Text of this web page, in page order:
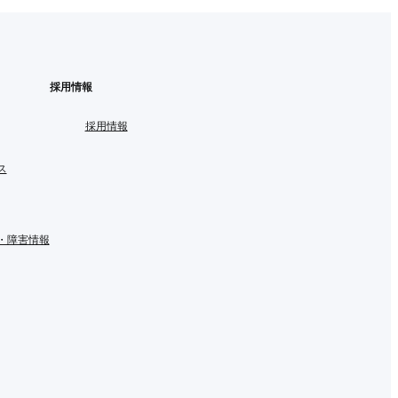
障害情報
採用情報
採用情報